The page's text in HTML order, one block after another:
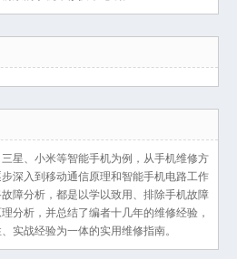
星、小米等智能手机为例，从手机维修方
深入到移动通信原理和智能手机电路工作
障分析，都是以学以致用、排除手机故障
分析，并总结了编者十几年的维修经验，
实战经验为一体的实用维修指南。